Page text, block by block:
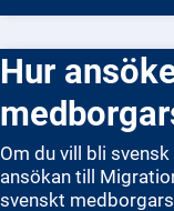
Hur ansöker jag om svenskt
Om du vill bli
ansökan till
svenskt